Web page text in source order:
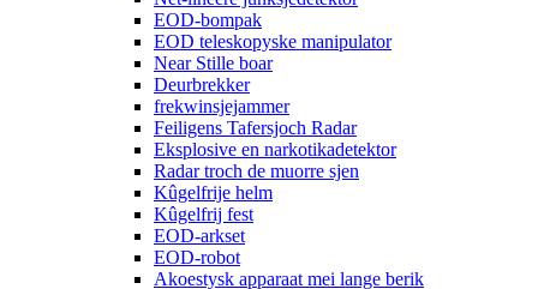
EOD-bompak
EOD teleskopyske manipulator
Near Stille boar
Deurbrekker
frekwinsjejammer
Feiligens Tafersjoch Radar
Eksplosive en narkotikadetektor
Radar troch de muorre sjen
Kûgelfrije helm
Kûgelfrij fest
EOD-arkset
EOD-robot
Akoestysk apparaat mei lange berik